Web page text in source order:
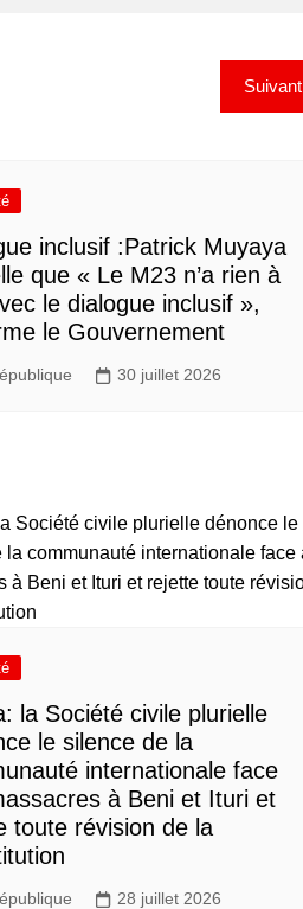
Suivant
inclusif :Patrick Muyaya
que « Le M23 n’a rien à
le dialogue inclusif »,
le Gouvernement
30 juillet 2026
la Société civile plurielle
le silence de la
internationale face
à Beni et Ituri et
toute révision de la
28 juillet 2026